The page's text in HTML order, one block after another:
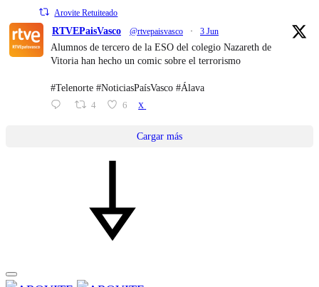
Arovite Retuiteado
RTVEPaisVasco @rtvepaisvasco · 3 Jun
Alumnos de tercero de la ESO del colegio Nazareth de
Vitoria han hecho un comic sobre el terrorismo
#Telenorte #NoticiasPaísVasco #Álava
4 6 X
Cargar más